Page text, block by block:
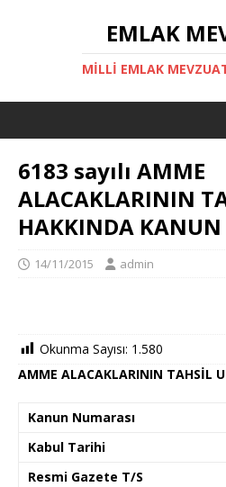
EMLAK
MILLI EMLAK
6183 sayılı AMME
ALACAKLARININ
HAKKINDA KANUN
14/11/2015 admin
Okunma Sayısı: 1.580
AMME ALACAKLARININ TAHSİL
Kanun Numarası
Kabul Tarihi
Resmi Gazete T/S